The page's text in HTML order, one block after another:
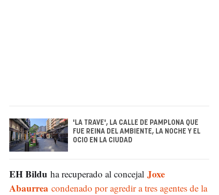
'LA TRAVE', LA CALLE DE PAMPLONA QUE
FUE REINA DEL AMBIENTE, LA NOCHE Y EL
OCIO EN LA CIUDAD
EH Bildu ha recuperado al concejal Joxe
Abaurrea condenado por agredir a tres agentes de la